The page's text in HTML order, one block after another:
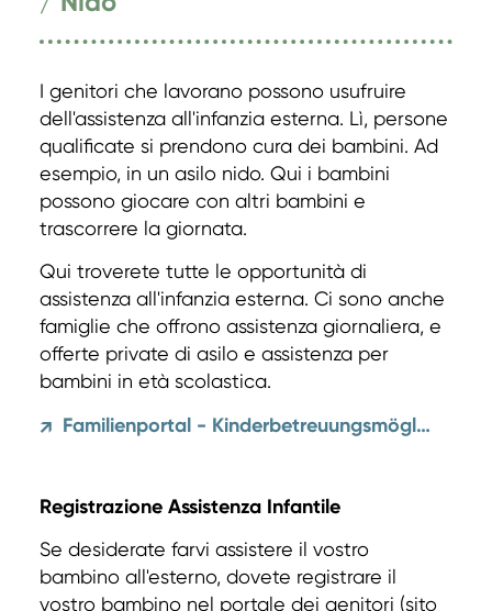
I genitori che lavorano possono usufruire
dell'assistenza all'infanzia esterna. Lì, persone
qualificate si prendono cura dei bambini. Ad
esempio, in un asilo nido. Qui i bambini
possono giocare con altri bambini e
trascorrere la giornata.
Qui troverete tutte le opportunità di
assistenza all'infanzia esterna. Ci sono anche
famiglie che offrono assistenza giornaliera, e
offerte private di asilo e assistenza per
bambini in età scolastica.
↗ Familienportal - Kinderbetreuungsmöglichkeiten
Registrazione Assistenza Infantile
Se desiderate farvi assistere il vostro
bambino all'esterno, dovete registrare il
vostro bambino nel portale dei genitori (sito